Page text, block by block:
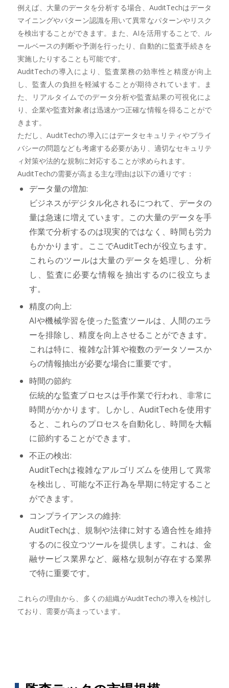
例えば、大量のデータを分析する場合、AuditTechはデータ
マイニングやパターン認識を用いて異常なパターンやリスク
を検出することができます。また、AIを活用することで、ル
ールベースの判断や予測を行ったり、自動的に監査手続きを
実施したりすることも可能です。
AuditTechの導入により、監査業務の効率性と精度が向上
し、監査人の負担を軽減することが期待されています。ま
た、リアルタイムでのデータ分析や監査結果の可視化によ
り、企業や監査対象者は迅速かつ正確な情報を得ることがで
きます。
ただし、AuditTechの導入にはデータセキュリティやプライ
バシーの問題なども考慮する必要があり、適切なセキュリテ
ィ対策や法的な規制に対応することが求められます。
AuditTechの需要が高まる主な理由は以下の通りです：
データ量の増加:
ビジネスがデジタル化されるにつれて、データの
量は急速に増えています。この大量のデータを手
作業で分析するのは現実的ではなく、時間も労力
もかかります。ここでAuditTechが役立ちます。
これらのツールは大量のデータを処理し、分析
し、監査に必要な情報を抽出するのに役立ちま
す。
精度の向上:
AIや機械学習を使った監査ツールは、人間のエラ
ーを排除し、精度を向上させることができます。
これは特に、複雑な計算や複数のデータソースか
らの情報抽出が必要な場合に重要です。
時間の節約:
伝統的な監査プロセスは手作業で行われ、非常に
時間がかかります。しかし、AuditTechを使用す
ると、これらのプロセスを自動化し、時間を大幅
に節約することができます。
不正の検出:
AuditTechは複雑なアルゴリズムを使用して異常
を検出し、可能な不正行為を早期に特定すること
ができます。
コンプライアンスの維持:
AuditTechは、規制や法律に対する適合性を維持
するのに役立つツールを提供します。これは、金
融サービス業界など、厳格な規制が存在する業界
で特に重要です。
これらの理由から、多くの組織がAuditTechの導入を検討し
ており、需要が高まっています。